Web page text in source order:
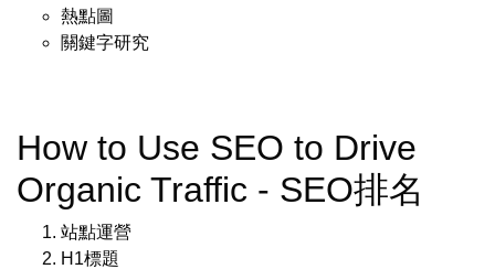
熱點圖
關鍵字研究
How to Use SEO to Drive
Organic Traffic - SEO排名
站點運營
H1標題